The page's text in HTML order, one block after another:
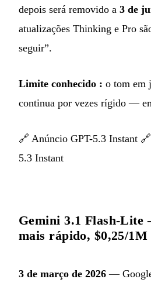
depois será removido a 3 de
atualizações Thinking e Pro
seguir”.
Limite conhecido : o tom em
continua por vezes rígido —
🔗 Anúncio GPT-5.3 Instant 🔗
5.3 Instant
Gemini 3.1 Flash-Lite
mais rápido, $0,25/1M
3 de março de 2026 —